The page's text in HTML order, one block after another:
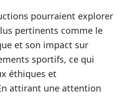
pourraient explorer
pertinents comme le
et son impact sur
sportifs, ce qui
éthiques et
attirant une attention